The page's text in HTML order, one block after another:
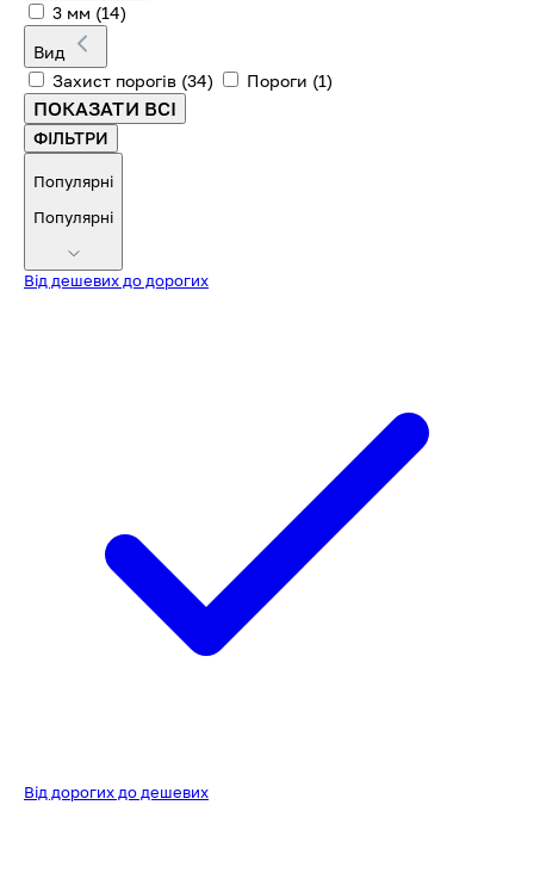
3 мм (14)
Вид
Захист порогів (34) Пороги (1)
ПОКАЗАТИ ВСІ
ФІЛЬТРИ
Популярні
Популярні
Від дешевих до дорогих
Від дорогих до дешевих